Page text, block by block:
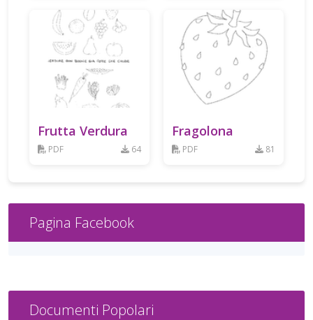
Frutta Verdura
PDF 64
Fragolona
PDF 81
Pagina Facebook
Documenti Popolari